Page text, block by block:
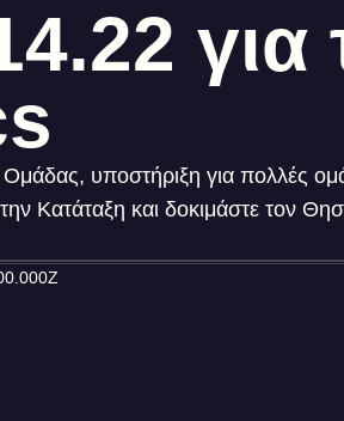
για
υποστήριξη για πολλές
Κατάταξη και δοκιμάστε τον